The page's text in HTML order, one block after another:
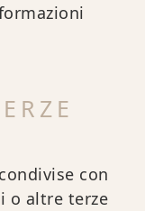
con
o altre terze